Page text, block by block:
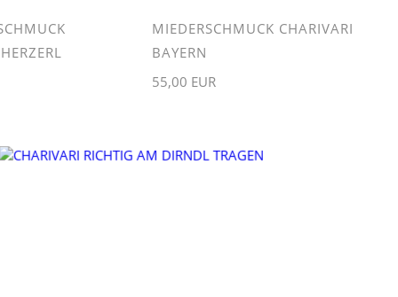
MIEDERSCHMUCK CHARIVARI
BAYERN
55,00 EUR